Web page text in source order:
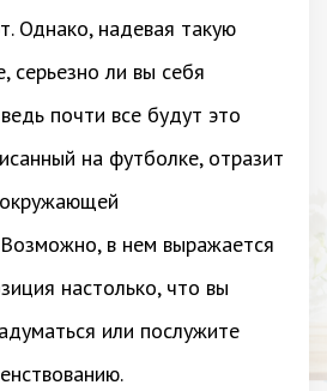
Однако, надевая такую
серьезно ли вы себя
почти все будут это
на футболке, отразит
в нем выражается
настолько, что вы
или послужите